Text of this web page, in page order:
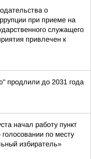
о
при приеме на
служащего
привлечен к
продлили до 2031 года
начал работу пункт
по месту
избиратель»